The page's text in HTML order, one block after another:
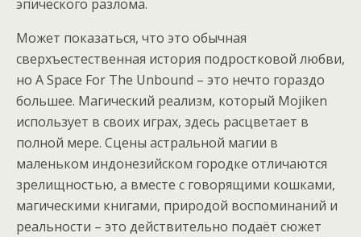
эпического разлома.
Может показаться, что это обычная
сверхъестественная история подростковой любви,
но A Space For The Unbound – это нечто гораздо
большее. Магический реализм, который Mojiken
использует в своих играх, здесь расцветает в
полной мере. Сцены астральной магии в
маленьком индонезийском городке отличаются
зрелищностью, а вместе с говорящими кошками,
магическими книгами, природой воспоминаний и
реальности – это действительно подаёт сюжет